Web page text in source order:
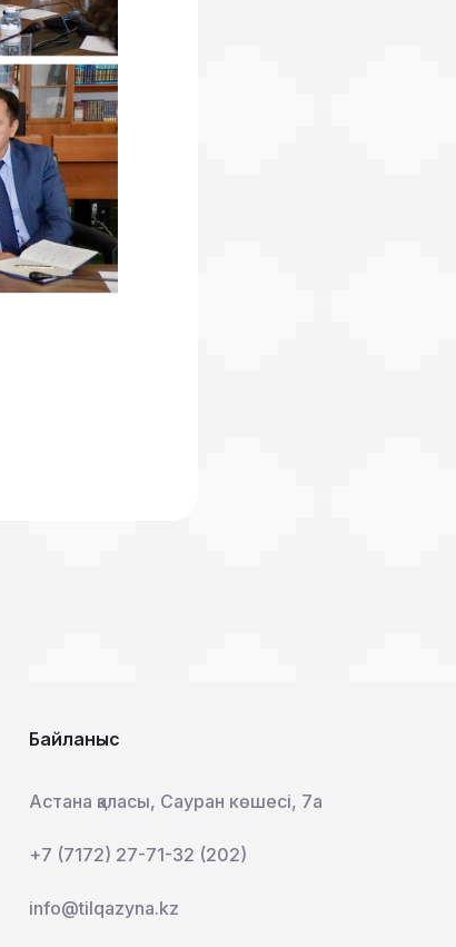
Байланыс
Астана қаласы, Сауран көшесі, 7а
+7 (7172) 27-71-32 (202)
info@tilqazyna.kz